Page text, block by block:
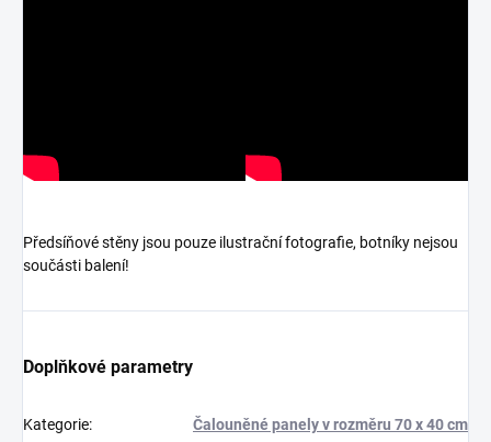
Předsíňové stěny jsou pouze ilustrační fotografie, botníky nejsou
součásti balení!
Doplňkové parametry
Kategorie: Čalouněné panely v rozměru 70 x 40 cm